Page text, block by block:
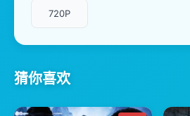
720P
猜你喜欢